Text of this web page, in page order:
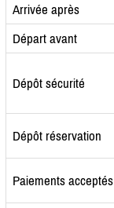
Arrivée après
Départ avant
Dépôt sécurité
Dépôt réservation
Paiements acceptés